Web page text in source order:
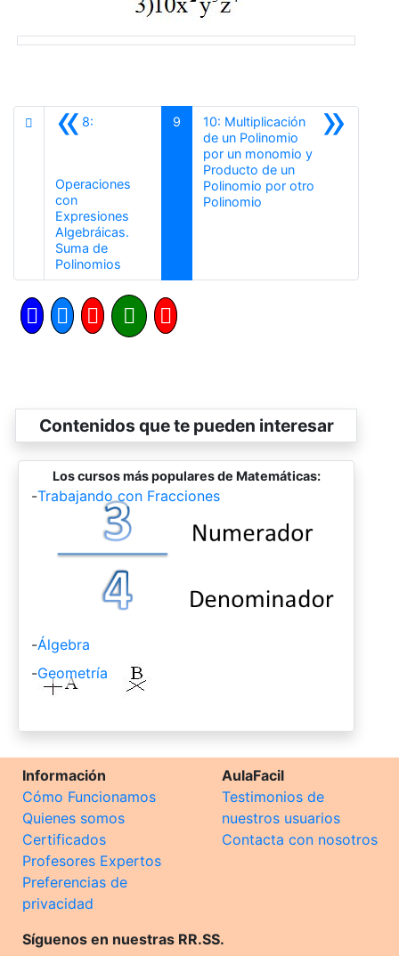
«8:
Operaciones
con
Expresiones
Algebráicas.
Suma de
Polinomios
9 »
10: Multiplicación
de un Polinomio
por un monomio y
Producto de un
Polinomio por otro
PolinomioSiguiente
Contenidos que te pueden interesar
Los cursos más populares de Matemáticas:
-Trabajando con Fracciones
-Álgebra
-Geometría
Información
Cómo Funcionamos
Quienes somos
Certificados
Profesores Expertos
Preferencias de
privacidad
AulaFacil
Testimonios de
nuestros usuarios
Contacta con nosotros
Síguenos en nuestras RR.SS.